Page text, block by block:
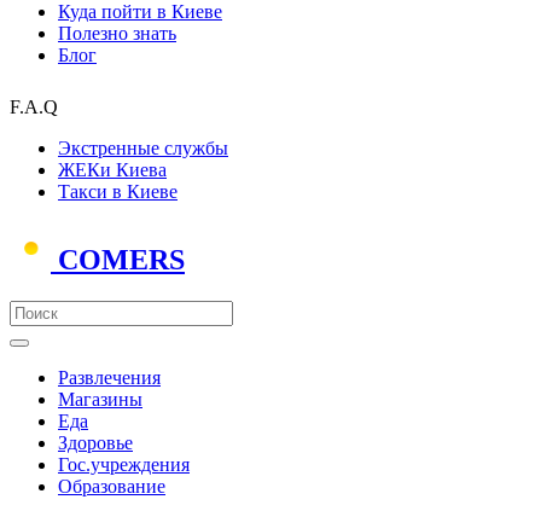
Куда пойти в Киеве
Полезно знать
Блог
F.A.Q
Экстренные службы
ЖЕКи Киева
Такси в Киеве
COMERS
Развлечения
Магазины
Еда
Здоровье
Гос.учреждения
Образование